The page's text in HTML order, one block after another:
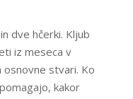
dve hčerki. Kljub
iz meseca v
stvari. Ko
kakor